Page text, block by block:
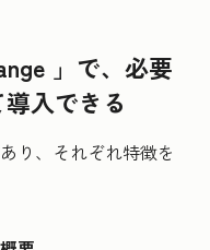
」で、必要
入できる
り、それぞれ特徴を